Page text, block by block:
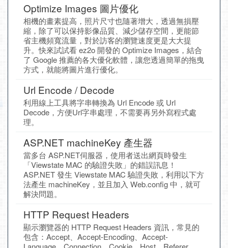
Optimize Images 圖片優化
相機的畫素提高，照片尺寸也隨著增大，透過無損壓
縮，除了可以保持影像品質、減少儲存空間，更能節
省主機頻寬流量，對於訪客的瀏覽速度更是大大提
升。快來試試看 ez2o 開發的 Optimize Images，結合
了 Google 推薦的各大優化軟體，讓您透過簡單的拖曳
方式，就能將圖片進行優化。
Url Encode / Decode
利用線上工具將字串轉換為 Url Encode 或 Url
Decode，方便Url字串處理，不需要再另外寫程式處
理。
ASP.NET machineKey 產生器
當多台 ASP.NET伺服器，使用者送出網頁時發生
「Viewstate MAC 的驗證失敗」的錯誤訊息！
ASP.NET 發生 Viewstate MAC 驗證失敗，利用以下方
法產生 machineKey，並且加入 Web.config 中，就可
解決問題。
HTTP Request Headers
顯示瀏覽器的 HTTP Request Headers 資訊，常見的
包含：Accept、Accept-Encoding、Accept-